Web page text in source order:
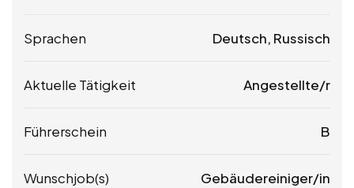
Sprachen Deutsch, Russisch
Aktuelle Tätigkeit Angestellte/r
Führerschein B
Wunschjob(s) Gebäudereiniger/in